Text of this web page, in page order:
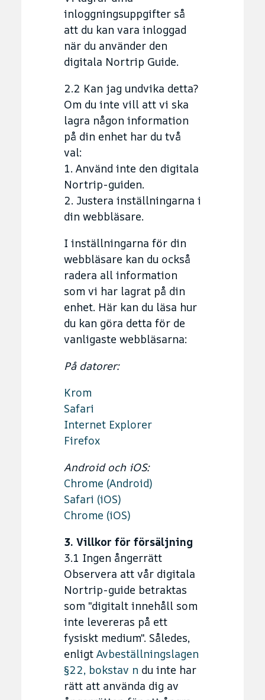
inloggningsuppgifter så
att du kan vara inloggad
när du använder den
digitala Nortrip Guide.
2.2 Kan jag undvika detta?
Om du inte vill att vi ska
lagra någon information
på din enhet har du två
val:
1. Använd inte den digitala
Nortrip-guiden.
2. Justera inställningarna i
din webbläsare.
I inställningarna för din
webbläsare kan du också
radera all information
som vi har lagrat på din
enhet. Här kan du läsa hur
du kan göra detta för de
vanligaste webbläsarna:
På datorer:
Krom
Safari
Internet Explorer
Firefox
Android och iOS:
Chrome (Android)
Safari (iOS)
Chrome (iOS)
3. Villkor för försäljning
3.1 Ingen ångerrätt
Observera att vår digitala
Nortrip-guide betraktas
som "digitalt innehåll som
inte levereras på ett
fysiskt medium". Således,
enligt Avbeställningslagen
§22, bokstav n du inte har
rätt att använda dig av